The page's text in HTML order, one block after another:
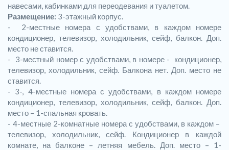
навесами, кабинками для переодевания и туалетом.
Размещение: 3-этажный корпус.
- 2-местные номера с удобствами, в каждом номере
кондиционер, телевизор, холодильник, сейф, балкон. Доп.
место не ставится.
- 3-местный номер с удобствами, в номере - кондиционер,
телевизор, холодильник, сейф. Балкона нет. Доп. место не
ставится.
- 3-, 4-местные номера с удобствами, в каждом номере
кондиционер, телевизор, холодильник, сейф, балкон. Доп.
место – 1-спальная кровать.
- 4-местные 2-комнатные номера с удобствами, в каждом –
телевизор, холодильник, сейф. Кондиционер в каждой
комнате, на балконе – летняя мебель. Доп. место – 1-